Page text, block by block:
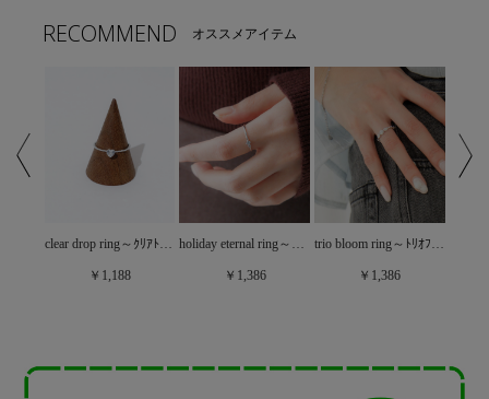
RECOMMEND オススメアイテム
clear drop ring～ｸﾘｱﾄﾞﾛｯﾌﾟﾘﾝｸﾞ
￥1,188
holiday eternal ring～ﾎﾘﾃﾞｰｴﾀｰﾅﾙﾘﾝｸﾞ
￥1,386
trio bloom ring～ﾄﾘｵﾌﾞﾙｰﾑﾘﾝｸﾞ
￥1,386